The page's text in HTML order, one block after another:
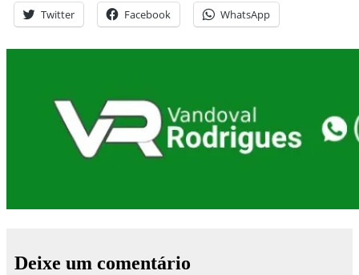
Twitter Facebook WhatsApp
Deixe um comentário